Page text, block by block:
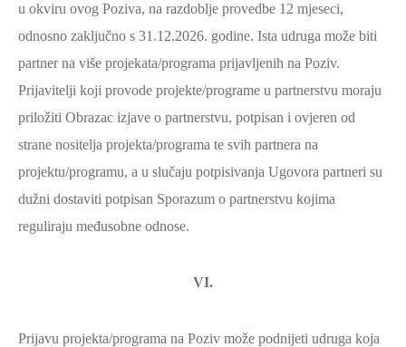
u okviru ovog Poziva, na razdoblje provedbe 12 mjeseci,
odnosno zaključno s 31.12.2026. godine. Ista udruga može biti
partner na više projekata/programa prijavljenih na Poziv.
Prijavitelji koji provode projekte/programe u partnerstvu moraju
priložiti Obrazac izjave o partnerstvu, potpisan i ovjeren od
strane nositelja projekta/programa te svih partnera na
projektu/programu, a u slučaju potpisivanja Ugovora partneri su
dužni dostaviti potpisan Sporazum o partnerstvu kojima
reguliraju međusobne odnose.
VI.
Prijavu projekta/programa na Poziv može podnijeti udruga koja